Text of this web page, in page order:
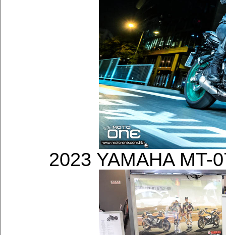
2023 YAMAHA MT-